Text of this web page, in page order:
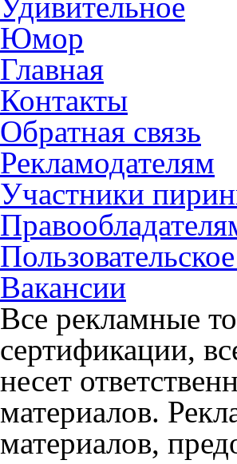
Юмор
Главная
Контакты
Обратная связь
Рекламодателям
Участники
Вакансии
Все рекламные
сертификации,
несет
материалов.
материалов,